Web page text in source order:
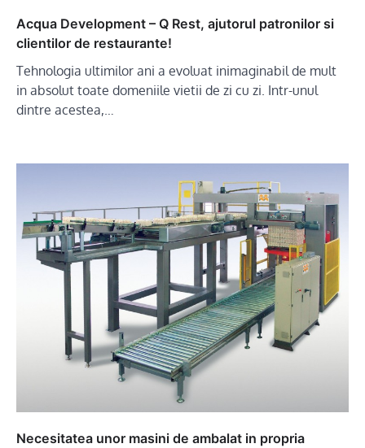
Acqua Development – Q Rest, ajutorul patronilor si
clientilor de restaurante!
Tehnologia ultimilor ani a evoluat inimaginabil de mult
in absolut toate domeniile vietii de zi cu zi. Intr-unul
dintre acestea,…
Necesitatea unor masini de ambalat in propria